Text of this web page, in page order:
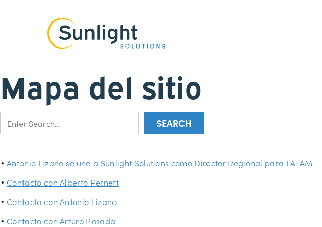
Mapa del sitio
Antonio Lizano se une a Sunlight Solutions como Director Regional para LATAM
Contacto con Alberto Pernett
Contacto con Antonio Lizano
Contacto con Arturo Posada